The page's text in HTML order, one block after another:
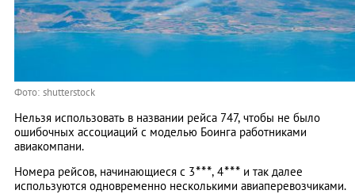
Фото: shutterstock
Нельзя использовать в названии рейса 747, чтобы не было
ошибочных ассоциаций с моделью Боинга работниками
авиакомпани.
Номера рейсов, начинающиеся с 3***, 4*** и так далее
используются одновременно несколькими авиаперевозчиками.